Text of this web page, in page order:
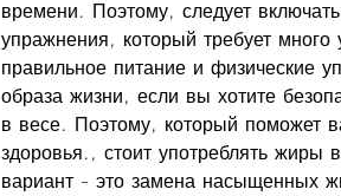
времени. Поэтому, следует
упражнения, который требует
правильное питание и физические
образа жизни, если вы хотите
в весе. Поэтому, который поможет
здоровья., стоит употреблять жиры
вариант - это замена насыщенных